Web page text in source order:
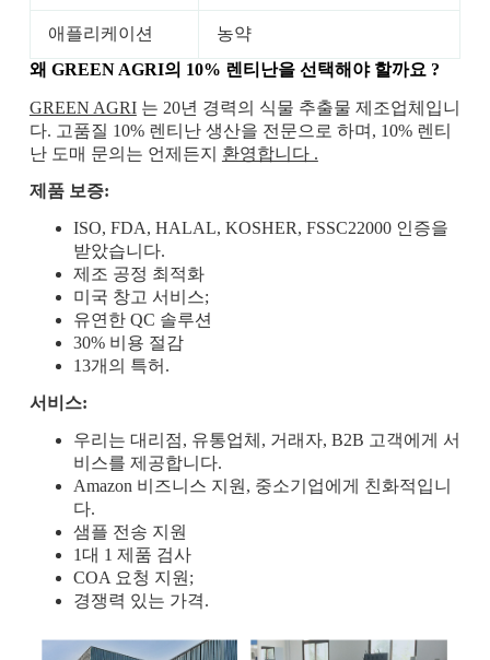
애플리케이션
농약
왜 GREEN AGRI의 10% 렌티난을 선택해야 할까요 ?
GREEN AGRI는 20년 경력의 식물 추출물 제조업체입니
다. 고품질 10% 렌티난 생산을 전문으로 하며, 10% 렌티
난 도매 문의는 언제든지 환영합니다 .
제품 보증:
ISO, FDA, HALAL, KOSHER, FSSC22000 인증을
받았습니다.
제조 공정 최적화
미국 창고 서비스;
유연한 QC 솔루션
30% 비용 절감
13개의 특허.
서비스:
우리는 대리점, 유통업체, 거래자, B2B 고객에게 서
비스를 제공합니다.
Amazon 비즈니스 지원, 중소기업에게 친화적입니
다.
샘플 전송 지원
1대 1 제품 검사
COA 요청 지원;
경쟁력 있는 가격.